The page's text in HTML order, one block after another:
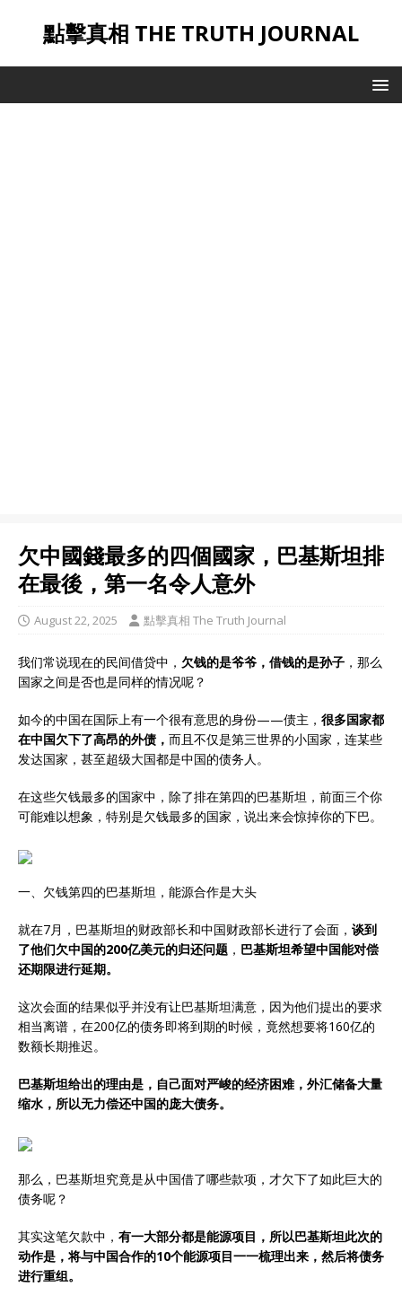
點擊真相 THE TRUTH JOURNAL
欠中國錢最多的四個國家，巴基斯坦排
在最後，第一名令人意外
August 22, 2025 點擊真相 The Truth Journal
我们常说现在的民间借贷中， 欠钱的是爷爷，借钱的是孙子 ，那么
国家之间是否也是同样的情况呢？
如今的中国在国际上有一个很有意思的身份——债主， 很多国家都
在中国欠下了高昂的外债， 而且不仅是第三世界的小国家，连某些
发达国家，甚至超级大国都是中国的债务人。
在这些欠钱最多的国家中，除了排在第四的巴基斯坦，前面三个你
可能难以想象，特别是欠钱最多的国家，说出来会惊掉你的下巴。
一、欠钱第四的巴基斯坦，能源合作是大头
就在7月，巴基斯坦的财政部长和中国财政部长进行了会面， 谈到
了他们欠中国的200亿美元的归还问题 ， 巴基斯坦希望中国能对偿
还期限进行延期。
这次会面的结果似乎并没有让巴基斯坦满意，因为他们提出的要求
相当离谱，在200亿的债务即将到期的时候，竟然想要将160亿的
数额长期推迟。
巴基斯坦给出的理由是，自己面对严峻的经济困难，外汇储备大量
缩水，所以无力偿还中国的庞大债务。
那么，巴基斯坦究竟是从中国借了哪些款项，才欠下了如此巨大的
债务呢？
其实这笔欠款中， 有一大部分都是能源项目，所以巴基斯坦此次的
动作是，将与中国合作的10个能源项目一一梳理出来，然后将债务
进行重组。